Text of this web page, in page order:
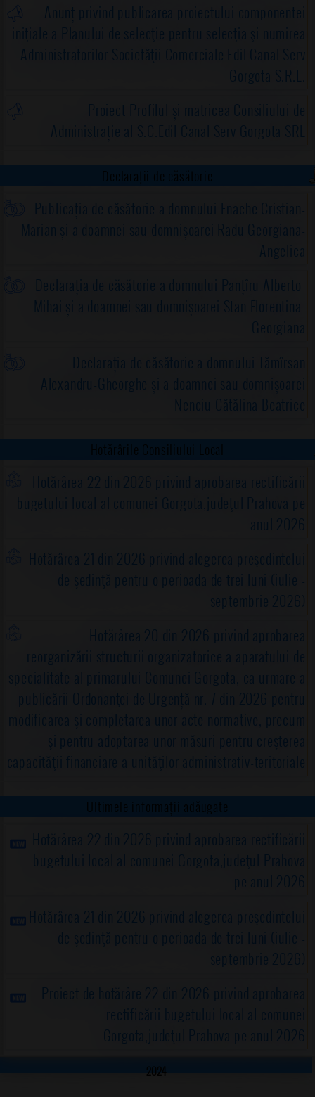
Anunț privind publicarea proiectului componentei
iniţiale a Planului de selecţie pentru selecţia şi numirea
Administratorilor Societăţii Comerciale Edil Canal Serv
Gorgota S.R.L.
Proiect-Profilul și matricea Consiliului de
Administrație al S.C.Edil Canal Serv Gorgota SRL
Declarații de căsătorie
Publicația de căsătorie a domnului Enache Cristian-
Marian și a doamnei sau domnișoarei Radu Georgiana-
Angelica
Declarația de căsătorie a domnului Panțîru Alberto-
Mihai și a doamnei sau domnișoarei Stan Florentina-
Georgiana
Declarația de căsătorie a domnului Tămîrsan
Alexandru-Gheorghe și a doamnei sau domnișoarei
Nenciu Cătălina Beatrice
Hotărârile Consiliului Local
Hotărârea 22 din 2026 privind aprobarea rectificării
bugetului local al comunei Gorgota,judeţul Prahova pe
anul 2026
Hotărârea 21 din 2026 privind alegerea preşedintelui
de şedinţă pentru o perioada de trei luni (iulie -
septembrie 2026)
Hotărârea 20 din 2026 privind aprobarea
reorganizării structurii organizatorice a aparatului de
specialitate al primarului Comunei Gorgota, ca urmare a
publicării Ordonanţei de Urgență nr. 7 din 2026 pentru
modificarea şi completarea unor acte normative, precum
şi pentru adoptarea unor măsuri pentru creşterea
capacităţii financiare a unităţilor administrativ-teritoriale
Ultimele informații adăugate
Hotărârea 22 din 2026 privind aprobarea rectificării
bugetului local al comunei Gorgota,judeţul Prahova
pe anul 2026
Hotărârea 21 din 2026 privind alegerea preşedintelui
de şedinţă pentru o perioada de trei luni (iulie -
septembrie 2026)
Proiect de hotărâre 22 din 2026 privind aprobarea
rectificării bugetului local al comunei
Gorgota,judeţul Prahova pe anul 2026
2024